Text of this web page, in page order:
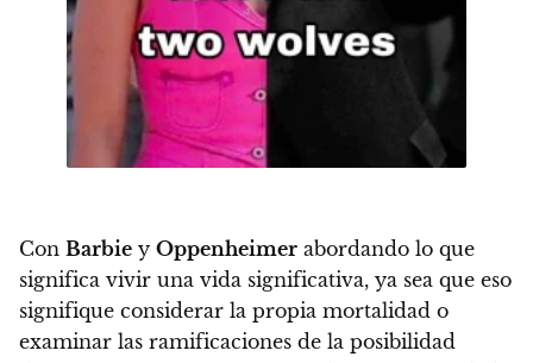
Con Barbie y Oppenheimer abordando lo que
significa vivir una vida significativa, ya sea que eso
signifique considerar la propia mortalidad o
examinar las ramificaciones de la posibilidad